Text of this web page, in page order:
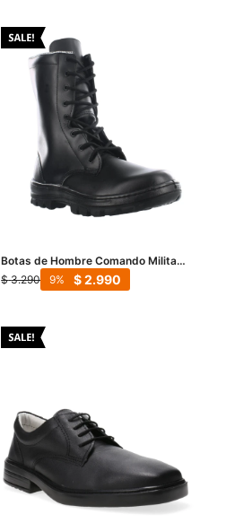
Botas de Hombre Comando Militar -
Negro
$ 3.290 $2.990
9